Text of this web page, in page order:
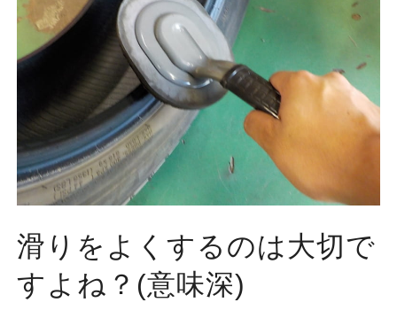
滑りをよくするのは大切で
すよね？(意味深)